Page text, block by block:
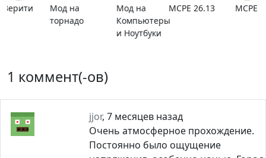
MCPE 26.13 MCPE 26.1
Карта
расширяющийся
барьер
Карта ада
1 коммент(-ов)
jjor, 7 месяцев назад
Очень атмосферное прохождение.
Постоянно было ощущение